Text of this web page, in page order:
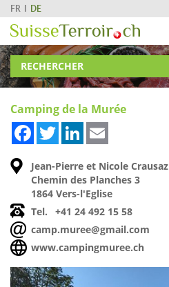
FR DE
RECHERCHER
Camping de la Murée
FacebookTwitterLinkedIn
Jean-Pierre et Nicole Crausaz
Chemin des Planches 3
1864 Vers-l'Eglise
Tel.
+41 24 492 15 58
camp.muree@gmail.com
www.campingmuree.ch